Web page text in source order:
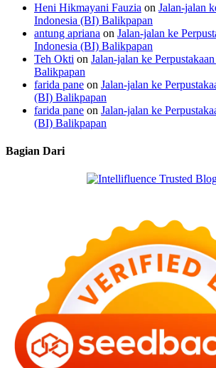
Heni Hikmayani Fauzia on Jalan-jalan
Indonesia (BI) Balikpapan
antung apriana on Jalan-jalan ke
Indonesia (BI) Balikpapan
Teh Okti on Jalan-jalan ke
Balikpapan
farida pane on Jalan-jalan ke
(BI) Balikpapan
farida pane on Jalan-jalan ke
(BI) Balikpapan
Bagian Dari